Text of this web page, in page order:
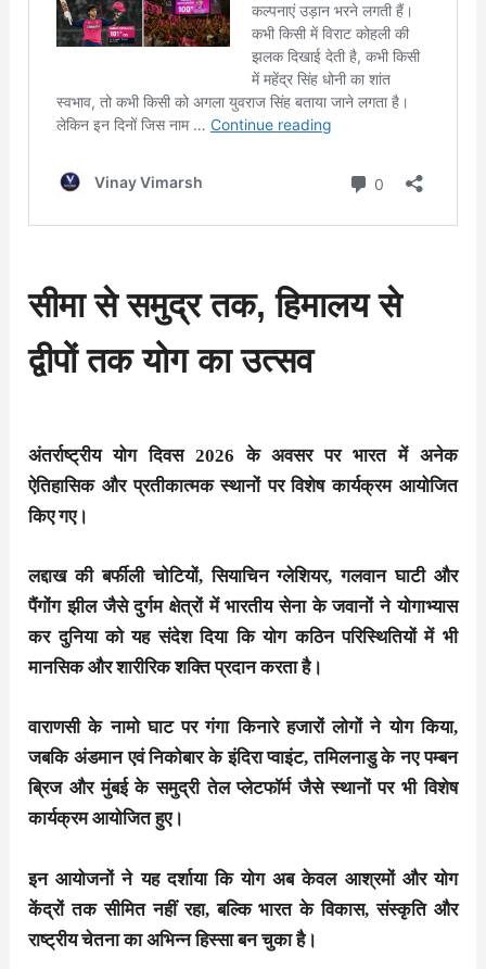
सीमा से समुद्र तक, हिमालय से
द्वीपों तक योग का उत्सव
अंतर्राष्ट्रीय योग दिवस 2026 के अवसर पर भारत में अनेक
ऐतिहासिक और प्रतीकात्मक स्थानों पर विशेष कार्यक्रम आयोजित
किए गए।
लद्दाख की बर्फीली चोटियों, सियाचिन ग्लेशियर, गलवान घाटी और
पैंगोंग झील जैसे दुर्गम क्षेत्रों में भारतीय सेना के जवानों ने योगाभ्यास
कर दुनिया को यह संदेश दिया कि योग कठिन परिस्थितियों में भी
मानसिक और शारीरिक शक्ति प्रदान करता है।
वाराणसी के नामो घाट पर गंगा किनारे हजारों लोगों ने योग किया,
जबकि अंडमान एवं निकोबार के इंदिरा प्वाइंट, तमिलनाडु के नए पम्बन
ब्रिज और मुंबई के समुद्री तेल प्लेटफॉर्म जैसे स्थानों पर भी विशेष
कार्यक्रम आयोजित हुए।
इन आयोजनों ने यह दर्शाया कि योग अब केवल आश्रमों और योग
केंद्रों तक सीमित नहीं रहा, बल्कि भारत के विकास, संस्कृति और
राष्ट्रीय चेतना का अभिन्न हिस्सा बन चुका है।